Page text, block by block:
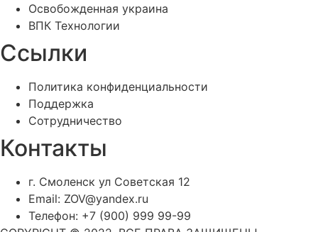
Освобожденная украина
ВПК Технологии
Ссылки
Политика конфиденциальности
Поддержка
Сотрудничество
Контакты
г. Смоленск ул Советская 12
Email: ZOV@yandex.ru
Телефон: +7 (900) 999 99-99